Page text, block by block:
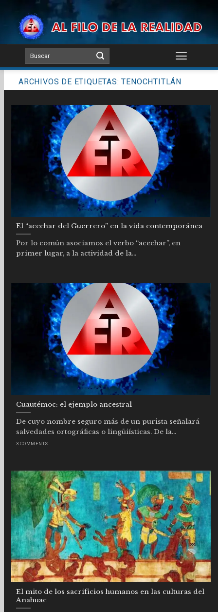
content
ARCHIVOS DE ETIQUETAS:TENOCHTITLÁN
El “acechar del Guerrero” en la vida contemporánea
Por lo común asociamos el verbo “acechar”, en
primer lugar, a la actividad de la...
Cuautémoc: el ejemplo ancestral
De cuyo nombre seguro más de un purista señalará
salvedades ortográficas o lingüiísticas. De la...
3 COMMENTS
El mito de los sacrificios humanos en las culturas del
Anahuac